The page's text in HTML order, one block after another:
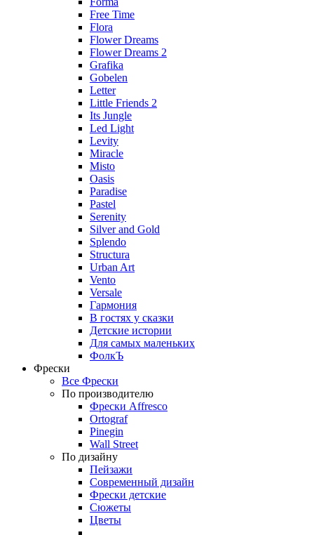
Free Time
Flora
Flower Dreams
Flower Dreams 2
Grafika
Gobelen
Letter
Little Friends 2
Its Jungle
Led Light
Levity
Miracle
Misto
Oasis
Paradise
Pastel
Serenity
Silver and Gold
Splendo
Structura
Urban Art
Vento
Versale
Гармония
В гостях у сказки
Детские истории
Для самых маленьких
ФолкЪ
Фрески
Все Фрески
По производителю
Фрески Affresco
Ortograf
Pinegin
Wall Street
По дизайну
Пейзажи
Современный дизайн
Фрески детские
Сюжеты
Цветы